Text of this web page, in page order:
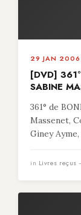
29 JAN 2006
[DVD]
SABINE
361° de
Massenet,
Giney
in Livres reçus